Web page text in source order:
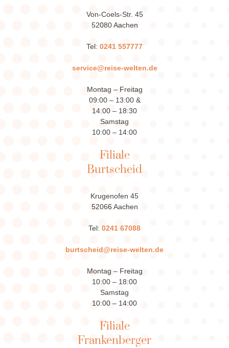
Von-Coels-Str. 45
52080 Aachen
Tel: 0241 557777
service@reise-welten.de
Montag – Freitag
09:00 – 13:00 &
14:00 – 18:30
Samstag
10:00 – 14:00
Filiale
Burtscheid
Krugenofen 45
52066 Aachen
Tel: 0241 67088
burtscheid@reise-welten.de
Montag – Freitag
10:00 – 18:00
Samstag
10:00 – 14:00
Filiale
Frankenberger